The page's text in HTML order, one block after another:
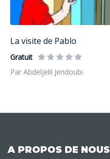
La visite de Pablo
Gratuit
Par Abdeljelil Jendoubi
A PROPOS DE NOUS